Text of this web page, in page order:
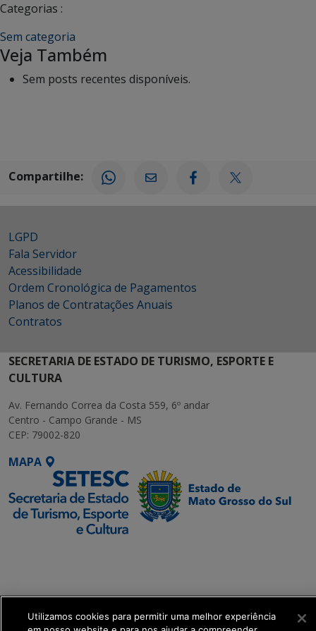
Categorias :
Sem categoria
Veja Também
Sem posts recentes disponíveis.
Compartilhe:
LGPD
Fala Servidor
Acessibilidade
Ordem Cronológica de Pagamentos
Planos de Contratações Anuais
Contratos
SECRETARIA DE ESTADO DE TURISMO, ESPORTE E
CULTURA
Av. Fernando Correa da Costa 559, 6º andar
Centro - Campo Grande - MS
CEP: 79002-820
MAPA
get_footer();
Utilizamos cookies para permitir uma melhor experiência